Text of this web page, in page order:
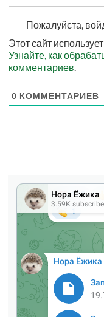
Пожалуйста,
Этот сайт
Узнайте, как
комментариев
0 КОММЕНТАРИЕВ